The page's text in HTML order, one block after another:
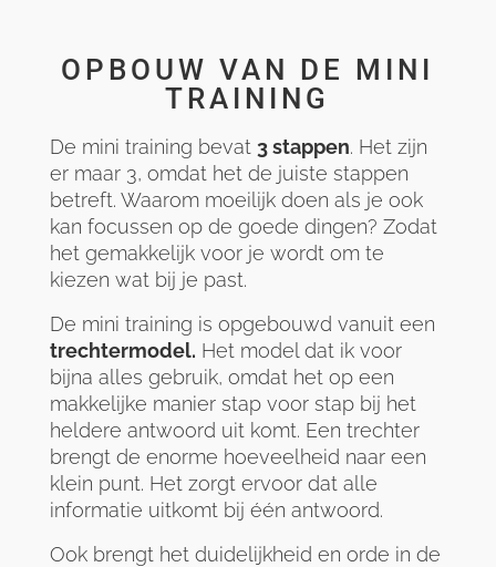
OPBOUW VAN DE MINI
TRAINING
De mini training bevat 3 stappen. Het zijn
er maar 3, omdat het de juiste stappen
betreft. Waarom moeilijk doen als je ook
kan focussen op de goede dingen? Zodat
het gemakkelijk voor je wordt om te
kiezen wat bij je past.
De mini training is opgebouwd vanuit een
trechtermodel. Het model dat ik voor
bijna alles gebruik, omdat het op een
makkelijke manier stap voor stap bij het
heldere antwoord uit komt. Een trechter
brengt de enorme hoeveelheid naar een
klein punt. Het zorgt ervoor dat alle
informatie uitkomt bij één antwoord.
Ook brengt het duidelijkheid en orde in de